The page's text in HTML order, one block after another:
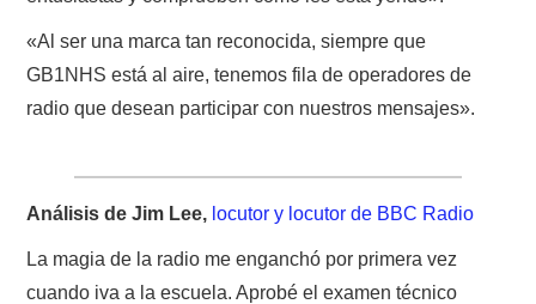
«Al ser una marca tan reconocida, siempre que
GB1NHS está al aire, tenemos fila de operadores de
radio que desean participar con nuestros mensajes».
Análisis de Jim Lee, locutor y locutor de BBC Radio
La magia de la radio me enganchó por primera vez
cuando iva a la escuela. Aprobé el examen técnico